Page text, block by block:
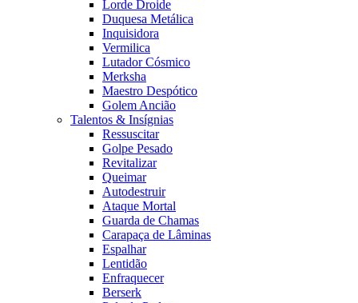
Lorde Droide
Duquesa Metálica
Inquisidora
Vermilica
Lutador Cósmico
Merksha
Maestro Despótico
Golem Ancião
Talentos & Insígnias
Ressuscitar
Golpe Pesado
Revitalizar
Queimar
Autodestruir
Ataque Mortal
Guarda de Chamas
Carapaça de Lâminas
Espalhar
Lentidão
Enfraquecer
Berserk